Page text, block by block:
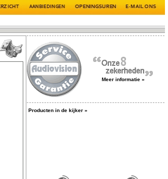
Meer informatie »
Producten in de kijker »